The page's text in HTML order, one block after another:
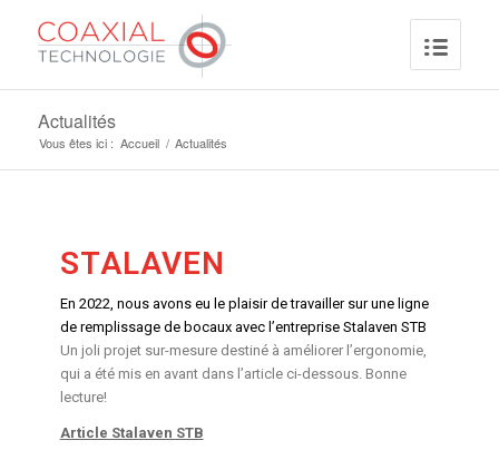
Actualités
Vous êtes ici : Accueil / Actualités
STALAVEN
En 2022, nous avons eu le plaisir de travailler sur une ligne
de remplissage de bocaux avec l’entreprise Stalaven STB
Un joli projet sur-mesure destiné à améliorer l’ergonomie,
qui a été mis en avant dans l’article ci-dessous. Bonne
lecture!
Article Stalaven STB